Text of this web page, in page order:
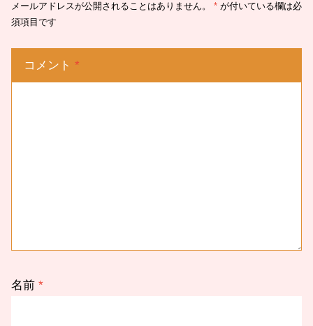
メールアドレスが公開されることはありません。 * が付いている欄は必
須項目です
コメント *
名前 *